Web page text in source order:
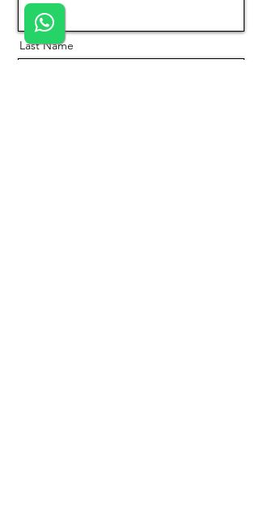
Last Name